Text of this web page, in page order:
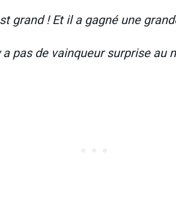
grand ! Et il a gagné une
a pas de vainqueur surprise